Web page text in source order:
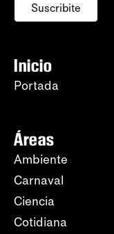
Suscribite
Inicio
Portada
Áreas
Ambiente
Carnaval
Ciencia
Cotidiana